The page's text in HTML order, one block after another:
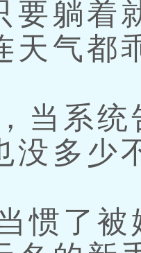
要躺着
天气都
系统
没多少
了被